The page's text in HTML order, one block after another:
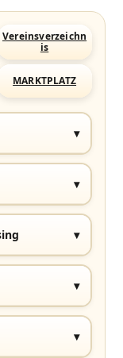
Vereinsverzeichn
is
MARKTPLATZ
▾
▾
▾
▾
▾